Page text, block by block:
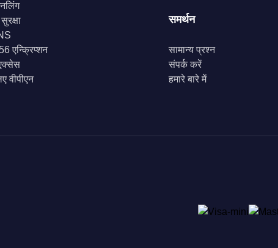
एन्क्रिप्शन
वीपीएन
समर्थन
सामान्य प्रश्न
संपर्क करें
हमारे बारे में